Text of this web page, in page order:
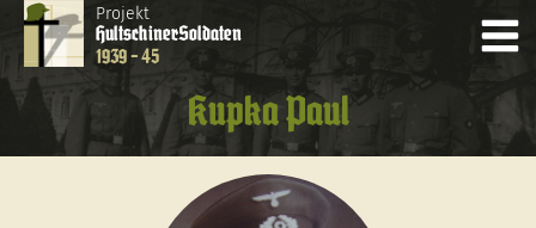
Projekt
HultschinerSoldaten
1939 - 45
Kupka Paul